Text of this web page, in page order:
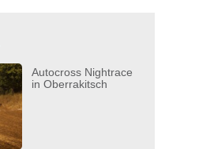
Autocross Nightrace
in Oberrakitsch